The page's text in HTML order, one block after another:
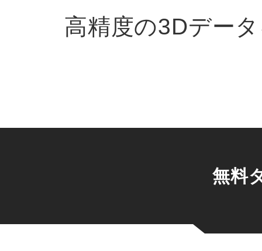
高精度の3Dデー
無料